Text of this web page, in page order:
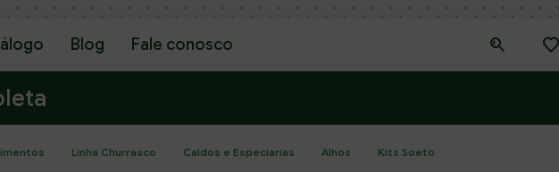
Blog Fale conosco
Linha Churrasco Caldos e Especiarias Alhos Kits Soeto